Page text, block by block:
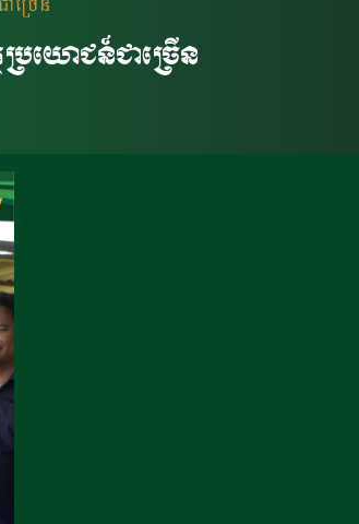
ច្រើន
រយោជន៍ជាច្រើន